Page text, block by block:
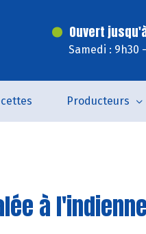
Ouvert
Samedi : 9h30
Producteurs
à l'indienne